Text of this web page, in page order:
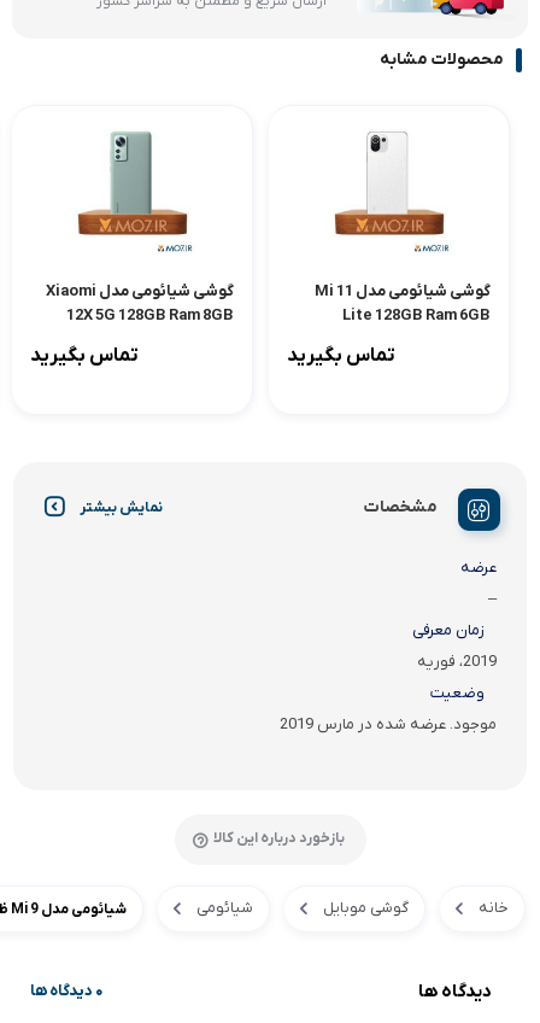
محصولات مشابه
گوشی شیائومی مدل Mi 11
Lite 128GB Ram 6GB
تماس بگیرید
گوشی شیائومی مدل Xiaomi
12X 5G 128GB Ram 8GB
تماس بگیرید
مشخصات نمایش بیشتر
عرضه
–
زمان معرفی
2019، فوریه
وضعیت
موجود. عرضه شده در مارس 2019
بازخورد درباره این کالا
خانه گوشی موبایل شیائومی شیائومی مدل Mi 9 ظرفیت 128 گیگابایت
دیدگاه ها 0 دیدگاه ها